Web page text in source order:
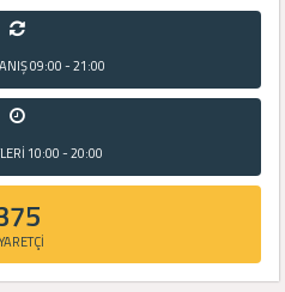
09:00 - 21:00
10:00 - 20:00